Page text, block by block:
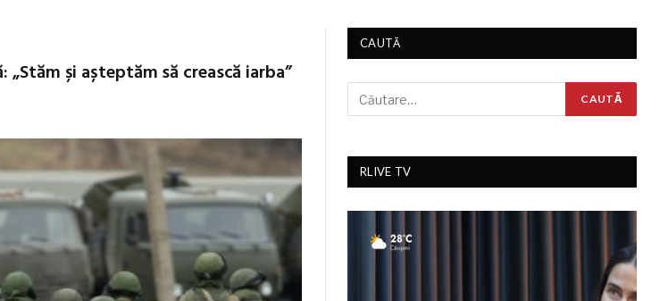
și așteptăm să crească iarba”
CAUTĂ
RLIVE TV